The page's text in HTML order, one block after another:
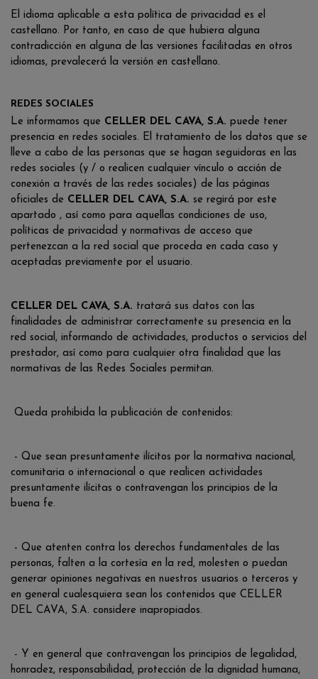
El idioma aplicable a esta política de privacidad es el
castellano. Por tanto, en caso de que hubiera alguna
contradicción en alguna de las versiones facilitadas en otros
idiomas, prevalecerá la versión en castellano.
REDES SOCIALES
Le informamos que CELLER DEL CAVA, S.A. puede tener
presencia en redes sociales. El tratamiento de los datos que se
lleve a cabo de las personas que se hagan seguidoras en las
redes sociales (y / o realicen cualquier vínculo o acción de
conexión a través de las redes sociales) de las páginas
oficiales de CELLER DEL CAVA, S.A. se regirá por este
apartado , así como para aquellas condiciones de uso,
políticas de privacidad y normativas de acceso que
pertenezcan a la red social que proceda en cada caso y
aceptadas previamente por el usuario.
CELLER DEL CAVA, S.A. tratará sus datos con las
finalidades de administrar correctamente su presencia en la
red social, informando de actividades, productos o servicios del
prestador, así como para cualquier otra finalidad que las
normativas de las Redes Sociales permitan.
Queda prohibida la publicación de contenidos:
- Que sean presuntamente ilícitos por la normativa nacional,
comunitaria o internacional o que realicen actividades
presuntamente ilícitas o contravengan los principios de la
buena fe.
- Que atenten contra los derechos fundamentales de las
personas, falten a la cortesía en la red, molesten o puedan
generar opiniones negativas en nuestros usuarios o terceros y
en general cualesquiera sean los contenidos que CELLER
DEL CAVA, S.A. considere inapropiados.
- Y en general que contravengan los principios de legalidad,
honradez, responsabilidad, protección de la dignidad humana,